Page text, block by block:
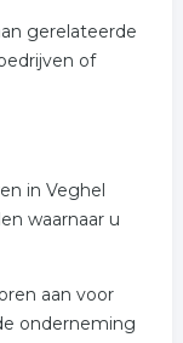
gerelateerde
of
in Veghel
waarnaar u
aan voor
onderneming